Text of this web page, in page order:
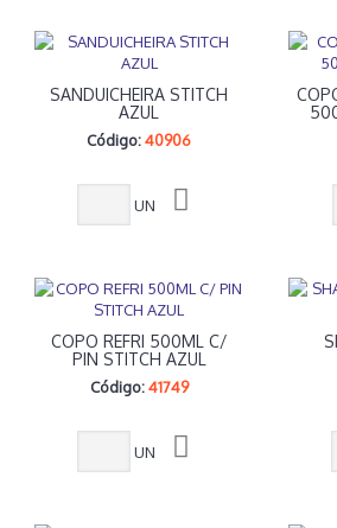
SANDUICHEIRA STITCH
AZUL
Código:40906
UN
COPO REFRI 500ML C/
PIN STITCH AZUL
Código: 41749
UN